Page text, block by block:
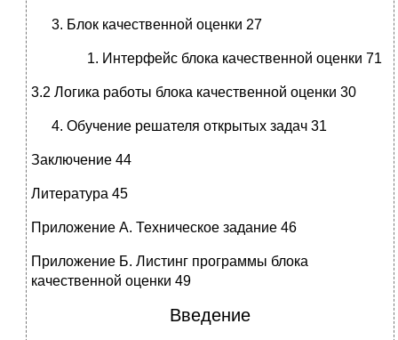
Блок качественной оценки 27
Интерфейс блока качественной оценки 71
3.2 Логика работы блока качественной оценки 30
Обучение решателя открытых задач 31
Заключение 44
Литература 45
Приложение А. Техническое задание 46
Приложение Б. Листинг программы блока
качественной оценки 49
Введение